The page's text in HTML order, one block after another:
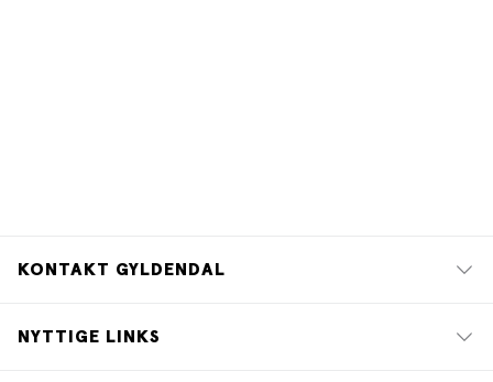
KONTAKT GYLDENDAL
NYTTIGE LINKS